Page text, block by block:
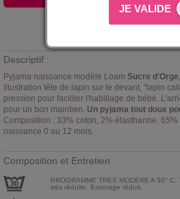
Descriptif :
Pyjama naissance modèle Loam Sucre d'Orge
illustration tête de lapin sur le devant, "lapin
pression pour faciliter l'habillage de bébé.
pour un bon maintien. Un pyjama tout doux
Composition : 33% coton, 2% élasthanne,
naissance 0 au 12 mois.
Composition et Entretien :
PROGRAMME TRES MODERE A 30°
très réduite. Essorage réduit.